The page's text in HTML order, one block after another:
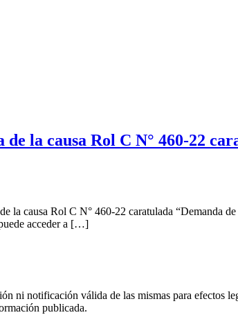
la causa Rol C N° 460-22
la causa Rol C N° 460-22 caratulada “Demanda
acceder a […]
ni notificación válida de las mismas para efectos
publicada.